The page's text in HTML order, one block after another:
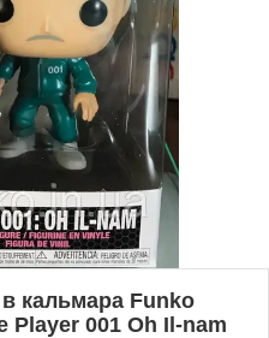
кальмара Funko
Player 001 Oh Il-nam